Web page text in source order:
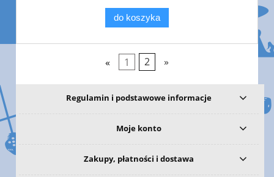
do koszyka
« 1 2 »
Regulamin i podstawowe informacje
Moje konto
Zakupy, płatności i dostawa